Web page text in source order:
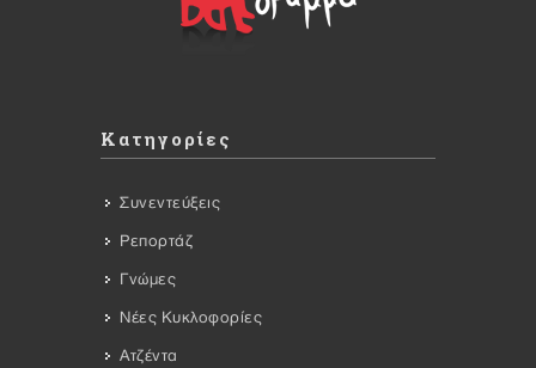
Κατηγορίες
Συνεντεύξεις
Ρεπορτάζ
Γνώμες
Νέες Κυκλοφορίες
Ατζέντα